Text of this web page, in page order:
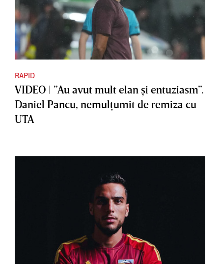
RAPID
VIDEO | ”Au avut mult elan şi entuziasm”.
Daniel Pancu, nemulţumit de remiza cu
UTA